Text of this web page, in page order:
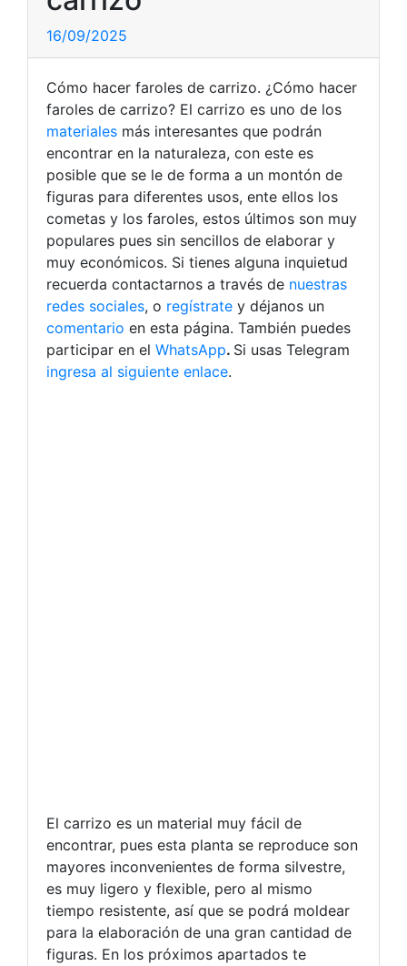
16/09/2025
Cómo hacer faroles de carrizo. ¿Cómo hacer
faroles de carrizo? El carrizo es uno de los
materiales más interesantes que podrán
encontrar en la naturaleza, con este es
posible que se le de forma a un montón de
figuras para diferentes usos, ente ellos los
cometas y los faroles, estos últimos son muy
populares pues sin sencillos de elaborar y
muy económicos. Si tienes alguna inquietud
recuerda contactarnos a través de nuestras
redes sociales, o regístrate y déjanos un
comentario en esta página. También puedes
participar en el WhatsApp. Si usas Telegram
ingresa al siguiente enlace.
El carrizo es un material muy fácil de
encontrar, pues esta planta se reproduce son
mayores inconvenientes de forma silvestre,
es muy ligero y flexible, pero al mismo
tiempo resistente, así que se podrá moldear
para la elaboración de una gran cantidad de
figuras. En los próximos apartados te